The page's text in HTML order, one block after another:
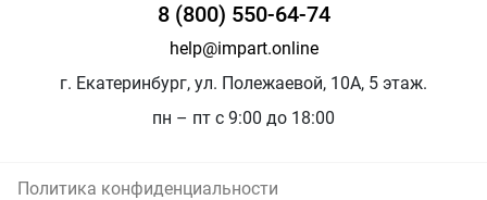
8 (800) 550-64-74
help@impart.online
г. Екатеринбург, ул. Полежаевой, 10А, 5 этаж.
пн – пт с 9:00 до 18:00
Политика конфиденциальности